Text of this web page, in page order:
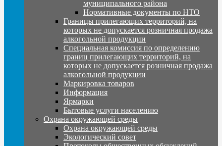
муниципального района
Нормативные документы по НТО
Границы прилегающих территорий, на
которых не допускается розничная продажа
алкогольной продукции
Специальная комиссия по определению
границ прилегающих территорий, на
которых не допускается розничная продажа
алкогольной продукции
Маркировка товаров
Информация
Ярмарки
Бытовые услуги населению
Охрана окружающей среды
Охрана окружающей среды
Экологический совет